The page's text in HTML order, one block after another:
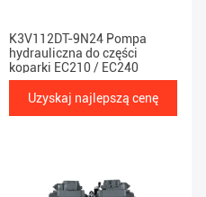
K3V112DT-9N24 Pompa
hydrauliczna do części
koparki EC210 / EC240
Uzyskaj najlepszą cenę